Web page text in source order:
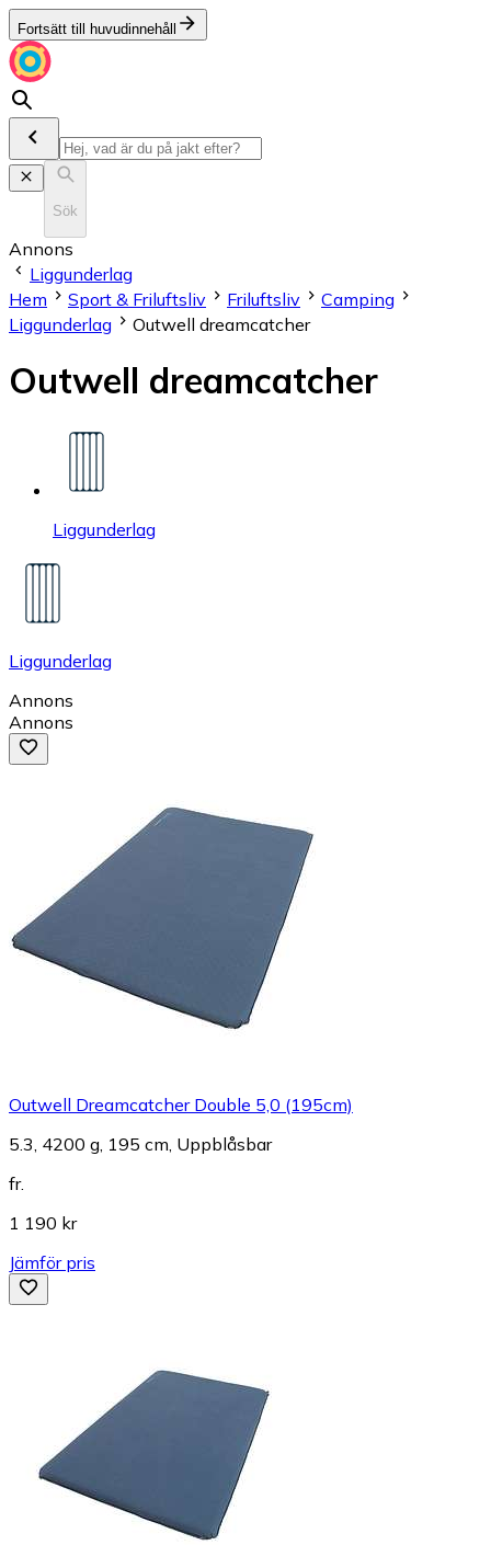
Fortsätt till huvudinnehåll
Sök
Annons
Liggunderlag
Hem
Sport & Friluftsliv Friluftsliv
Camping
Liggunderlag
Outwell dreamcatcher
Outwell dreamcatcher
Liggunderlag
Liggunderlag
Annons
Annons
Outwell Dreamcatcher Double 5,0 (195cm)
5.3, 4200 g, 195 cm, Uppblåsbar
fr.
1 190 kr
Jämför pris